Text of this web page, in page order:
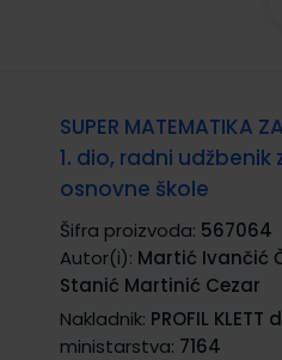
SUPER MATEMATIKA
1. dio, radni udžbenik
osnovne škole
Šifra proizvoda: 567064
Autor(i): Martić Ivančić
Stanić Martinić Cezar
Nakladnik: PROFIL KLETT
ministarstva: 7164